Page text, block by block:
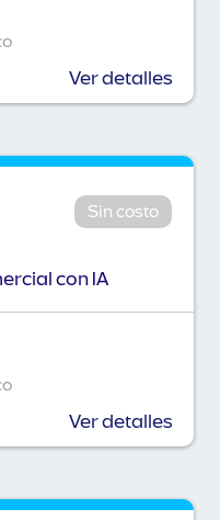
Ver detalles
Sin costo
con IA
Ver detalles